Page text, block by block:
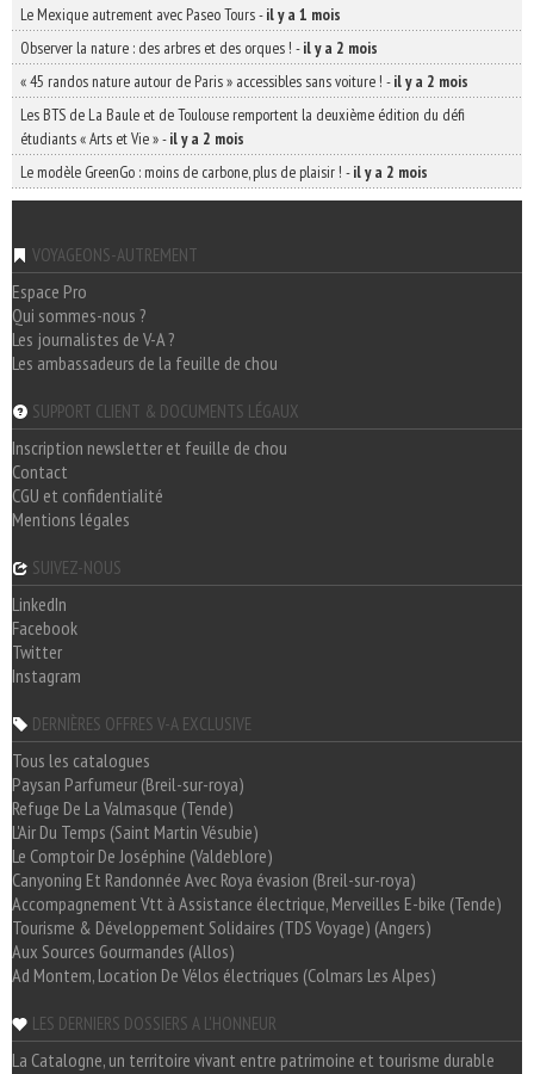
Le Mexique autrement avec Paseo Tours-il y a 1 mois
Observer la nature : des arbres et des orques ! -il y a 2 mois
« 45 randos nature autour de Paris » accessibles sans voiture ! -il y a 2 mois
Les BTS de La Baule et de Toulouse remportent la deuxième édition du défi
étudiants « Arts et Vie »-il y a 2 mois
Le modèle GreenGo : moins de carbone, plus de plaisir ! -il y a 2 mois
VOYAGEONS-AUTREMENT
Espace Pro
Qui sommes-nous ?
Les journalistes de V-A ?
Les ambassadeurs de la feuille de chou
SUPPORT CLIENT & DOCUMENTS LÉGAUX
Inscription newsletter et feuille de chou
Contact
CGU et confidentialité
Mentions légales
SUIVEZ-NOUS
LinkedIn
Facebook
Twitter
Instagram
DERNIÈRES OFFRES V-A EXCLUSIVE
Tous les catalogues
Paysan Parfumeur (Breil-sur-roya)
Refuge De La Valmasque (Tende)
L'Air Du Temps (Saint Martin Vésubie)
Le Comptoir De Joséphine (Valdeblore)
Canyoning Et Randonnée Avec Roya évasion (Breil-sur-roya)
Accompagnement Vtt à Assistance électrique, Merveilles E-bike (Tende)
Tourisme & Développement Solidaires (TDS Voyage) (Angers)
Aux Sources Gourmandes (Allos)
Ad Montem, Location De Vélos électriques (Colmars Les Alpes)
LES DERNIERS DOSSIERS A L'HONNEUR
La Catalogne, un territoire vivant entre patrimoine et tourisme durable